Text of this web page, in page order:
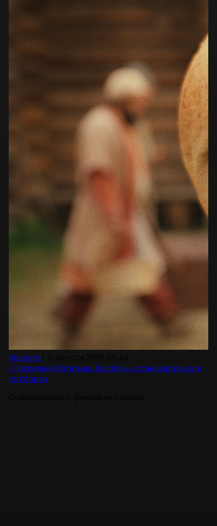
Новости
«Последний богатырь. Колобок» установил рекорд
по сборам